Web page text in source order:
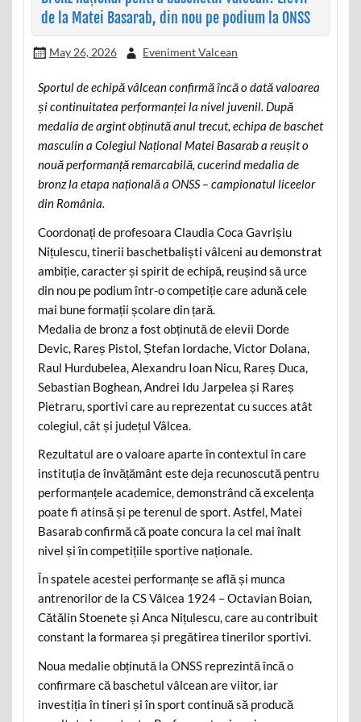
de la Matei Basarab, din nou pe podium la ONSS
May 26, 2026 Eveniment Valcean
Sportul de echipă vâlcean confirmă încă o dată valoarea
și continuitatea performanței la nivel juvenil. După
medalia de argint obținută anul trecut, echipa de baschet
masculin a Colegiul Național Matei Basarab a reușit o
nouă performanță remarcabilă, cucerind medalia de
bronz la etapa națională a ONSS – campionatul liceelor
din România.
Coordonați de profesoara Claudia Coca Gavrișiu
Nițulescu, tinerii baschetbaliști vâlceni au demonstrat
ambiție, caracter și spirit de echipă, reușind să urce
din nou pe podium într-o competiție care adună cele
mai bune formații școlare din țară.
Medalia de bronz a fost obținută de elevii Dorde
Devic, Rareș Pistol, Ștefan Iordache, Victor Dolana,
Raul Hurdubelea, Alexandru Ioan Nicu, Rareș Duca,
Sebastian Boghean, Andrei Idu Jarpelea și Rareș
Pietraru, sportivi care au reprezentat cu succes atât
colegiul, cât și județul Vâlcea.
Rezultatul are o valoare aparte în contextul în care
instituția de învățământ este deja recunoscută pentru
performanțele academice, demonstrând că excelența
poate fi atinsă și pe terenul de sport. Astfel, Matei
Basarab confirmă că poate concura la cel mai înalt
nivel și în competițiile sportive naționale.
În spatele acestei performanțe se află și munca
antrenorilor de la CS Vâlcea 1924 – Octavian Boian,
Cătălin Stoenete și Anca Nițulescu, care au contribuit
constant la formarea și pregătirea tinerilor sportivi.
Noua medalie obținută la ONSS reprezintă încă o
confirmare că baschetul vâlcean are viitor, iar
investiția în tineri și în sport continuă să producă